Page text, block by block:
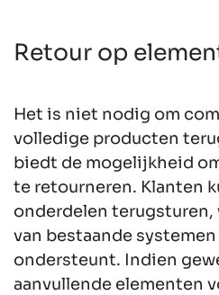
Retour op
Het is niet nodig om
volledige producten
biedt de mogelijkheid
te retourneren. Klanten
onderdelen
van bestaande
ondersteunt. Indien
aanvullende elementen